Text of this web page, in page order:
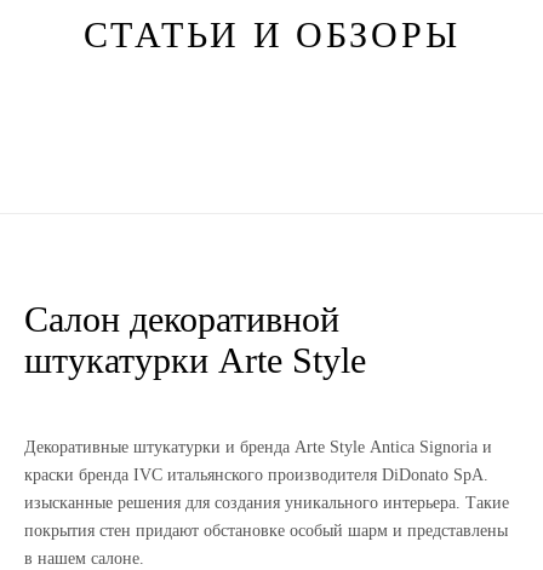
СТАТЬИ И ОБЗОРЫ
Салон декоративной
штукатурки Arte Style
Декоративные штукатурки и бренда Arte Style Аntica Signoria и
краски бренда IVC итальянского производителя DiDonato SpA.
изысканные решения для создания уникального интерьера. Такие
покрытия стен придают обстановке особый шарм и представлены
в нашем салоне.